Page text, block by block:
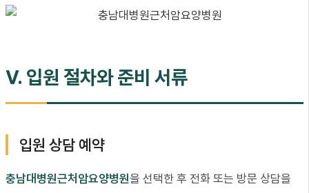
V. 입원 절차와 준비 서류
입원 상담 예약
충남대병원근처암요양병원을 선택한 후 전화 또는 방문 상담을